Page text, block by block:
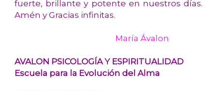
fuerte, brillante y potente en nuestros días.
Amén y Gracias infinitas.
María Ávalon
AVALON PSICOLOGÍA Y ESPIRITUALIDAD
Escuela para la Evolución del Alma